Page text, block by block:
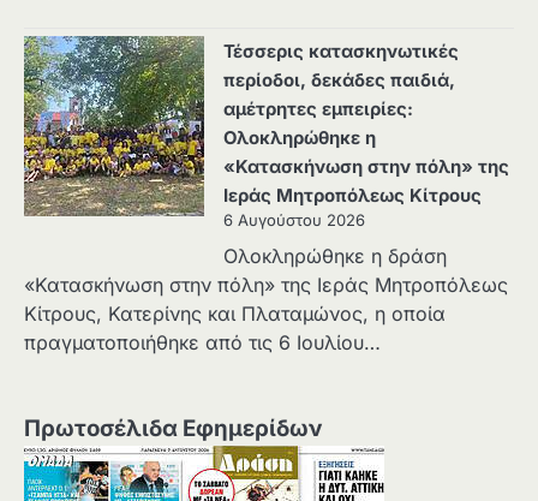
Τέσσερις κατασκηνωτικές
περίοδοι, δεκάδες παιδιά,
αμέτρητες εμπειρίες:
Ολοκληρώθηκε η
«Κατασκήνωση στην πόλη» της
Ιεράς Μητροπόλεως Κίτρους
6 Αυγούστου 2026
Ολοκληρώθηκε η δράση
«Κατασκήνωση στην πόλη» της Ιεράς Μητροπόλεως
Κίτρους, Κατερίνης και Πλαταμώνος, η οποία
πραγματοποιήθηκε από τις 6 Ιουλίου…
Πρωτοσέλιδα Εφημερίδων